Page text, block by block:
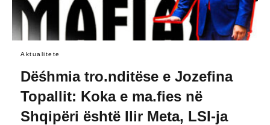
Aktualitete
Dëśhmia tro.nditëse e Jozefina
Topallit: Koka e ma.fies në
Shqipëri është Ilir Meta, LSI-ja